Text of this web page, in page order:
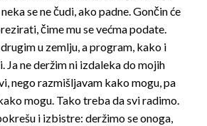
se ne čudi, ako padne. Gončin će
čime mu se većma podate.
u zemlju, a program, kako i
Ja ne deržim ni izdaleka do mojih
nego razmišljavam kako mogu, pa
mogu. Tako treba da svi radimo.
i izbistre: deržimo se onoga,